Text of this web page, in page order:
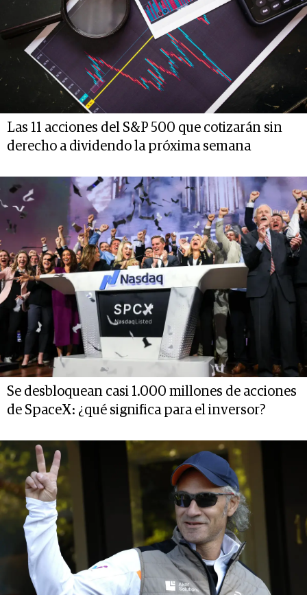
Las 11 acciones del S&P 500 que cotizarán sin
derecho a dividendo la próxima semana
Se desbloquean casi 1.000 millones de acciones
de SpaceX: ¿qué significa para el inversor?